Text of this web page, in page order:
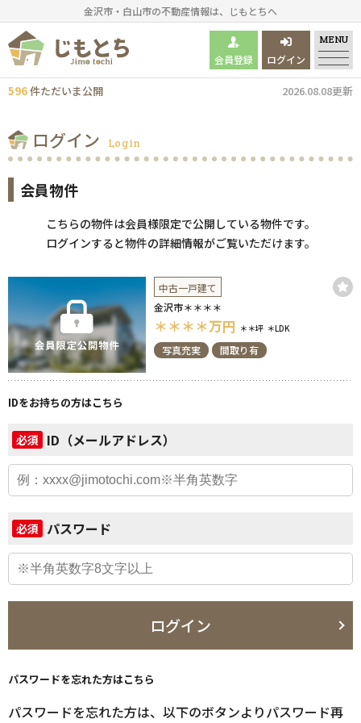
金沢市・白山市の不動産情報は、じもとちへ
596件ただいま公開 2026.08.08更新
会員登録 ログイン
MENU
ログイン Login
会員物件
こちらの物件は会員様限定で公開している物件です。
ログインすると物件の詳細情報がご覧いただけます。
中古一戸建て
金沢市＊＊＊＊
＊＊＊＊万円 ＊＊坪 ＊LDK
写真充実 間取り有
IDをお持ちの方はこちら
必須 ID（メールアドレス）
必須 パスワード
ログイン
パスワードを忘れた方はこちら
パスワードを忘れた方は、以下のボタンよりパスワード再